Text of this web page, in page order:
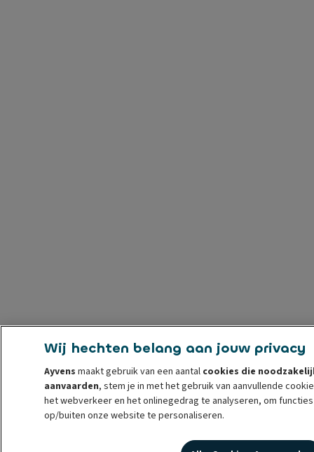
Wij hechten belang aan jouw privacy
Ayvens maakt gebruik van een aantal cookies die
aanvaarden, stem je in met het gebruik van aanvullende
het webverkeer en het onlinegedrag te analyseren, om
op/buiten onze website te personaliseren.
cookies beheren of je toestemming